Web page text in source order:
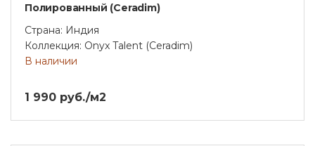
Полированный (Ceradim)
Страна: Индия
Коллекция: Onyx Talent (Ceradim)
В наличии
1 990 руб./м2